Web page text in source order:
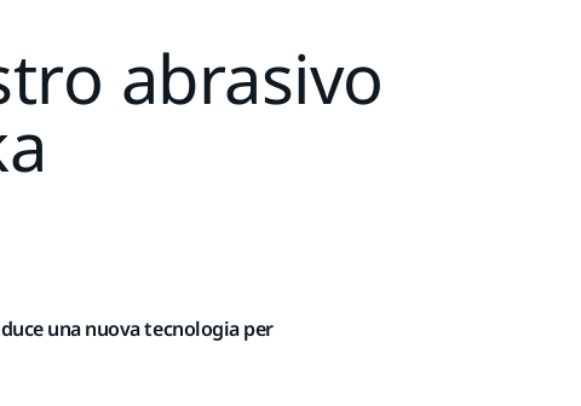
abrasivo
una nuova tecnologia per